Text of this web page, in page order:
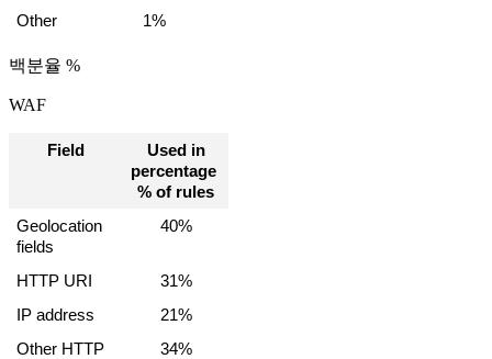
Other 1%
백분율 %
WAF
Field
percentage
% of rules
Geolocation
fields
40%
HTTP URI
31%
IP address
21%
Other HTTP
34%